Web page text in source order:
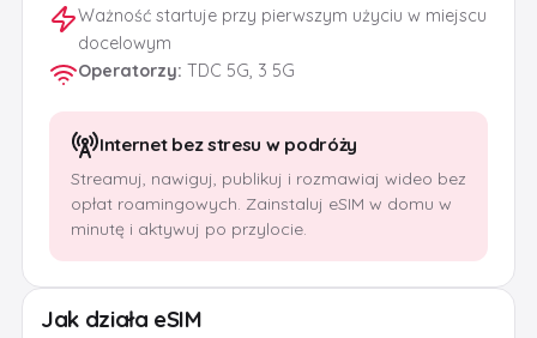
Ważność startuje przy pierwszym użyciu w miejscu
docelowym
Operatorzy: TDC 5G, 3 5G
Internet bez stresu w podróży
Streamuj, nawiguj, publikuj i rozmawiaj wideo bez
opłat roamingowych. Zainstaluj eSIM w domu w
minutę i aktywuj po przylocie.
Jak działa eSIM